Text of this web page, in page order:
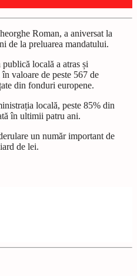
Roman, a aniversat la
de la preluarea mandatului.
locală a atras și
valoare de peste 567 de
din fonduri europene.
locală, peste 85% din
în ultimii patru ani.
un număr important de
de lei.